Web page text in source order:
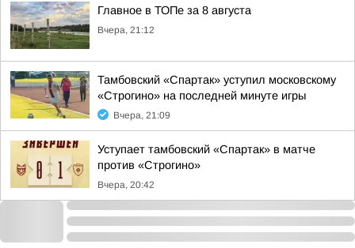
Главное в ТОПе за 8 августа
Вчера, 21:12
Тамбовский «Спартак» уступил московскому
«Строгино» на последней минуте игры
Вчера, 21:09
Уступает тамбовский «Спартак» в матче
против «Строгино»
Вчера, 20:42